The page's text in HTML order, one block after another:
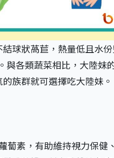
球狀萵苣，熱量低且水
與各類蔬菜相比，大陸妹
族群就可選擇吃大陸妹。
蔔素，有助維持視力保健